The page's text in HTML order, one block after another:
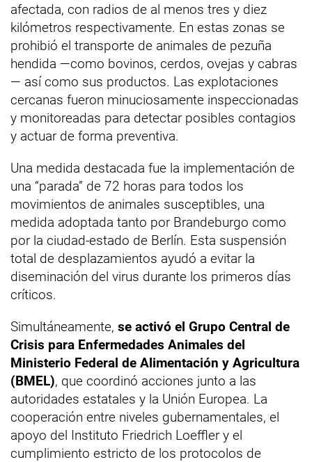
afectada, con radios de al menos tres y diez
kilómetros respectivamente. En estas zonas se
prohibió el transporte de animales de pezuña
hendida —como bovinos, cerdos, ovejas y cabras
— así como sus productos. Las explotaciones
cercanas fueron minuciosamente inspeccionadas
y monitoreadas para detectar posibles contagios
y actuar de forma preventiva.
Una medida destacada fue la implementación de
una “parada” de 72 horas para todos los
movimientos de animales susceptibles, una
medida adoptada tanto por Brandeburgo como
por la ciudad-estado de Berlín. Esta suspensión
total de desplazamientos ayudó a evitar la
diseminación del virus durante los primeros días
críticos.
Simultáneamente, se activó el Grupo Central de
Crisis para Enfermedades Animales del
Ministerio Federal de Alimentación y Agricultura
(BMEL), que coordinó acciones junto a las
autoridades estatales y la Unión Europea. La
cooperación entre niveles gubernamentales, el
apoyo del Instituto Friedrich Loeffler y el
cumplimiento estricto de los protocolos de